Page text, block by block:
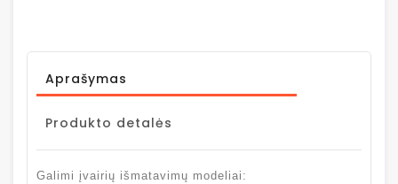
Aprašymas
Produkto detalės
Galimi įvairių išmatavimų modeliai: